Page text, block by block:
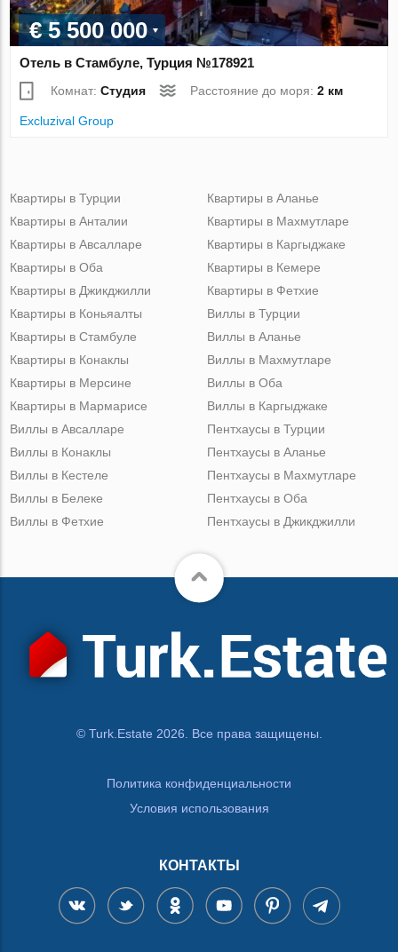
€ 5 500 000
Отель в Стамбуле, Турция №178921
Комнат:Студия Расстояние до моря:2 км
Excluzival Group
Квартиры в Турции
Квартиры в Анталии
Квартиры в Авсалларе
Квартиры в Оба
Квартиры в Джикджилли
Квартиры в Аланье
Квартиры в Махмутларе
Квартиры в Каргыджаке
Квартиры в Кемере
Квартиры в Фетхие
Квартиры в Коньяалты
Квартиры в Стамбуле
Квартиры в Конаклы
Квартиры в Мерсине
Квартиры в Мармарисе
Виллы в Турции
Виллы в Аланье
Виллы в Махмутларе
Виллы в Оба
Виллы в Каргыджаке
Виллы в Авсалларе
Виллы в Конаклы
Виллы в Кестеле
Виллы в Белеке
Виллы в Фетхие
Пентхаусы в Турции
Пентхаусы в Аланье
Пентхаусы в Махмутларе
Пентхаусы в Оба
Пентхаусы в Джикджилли
© Turk.Estate 2026. Все права защищены.
Политика конфиденциальности
Условия использования
КОНТАКТЫ